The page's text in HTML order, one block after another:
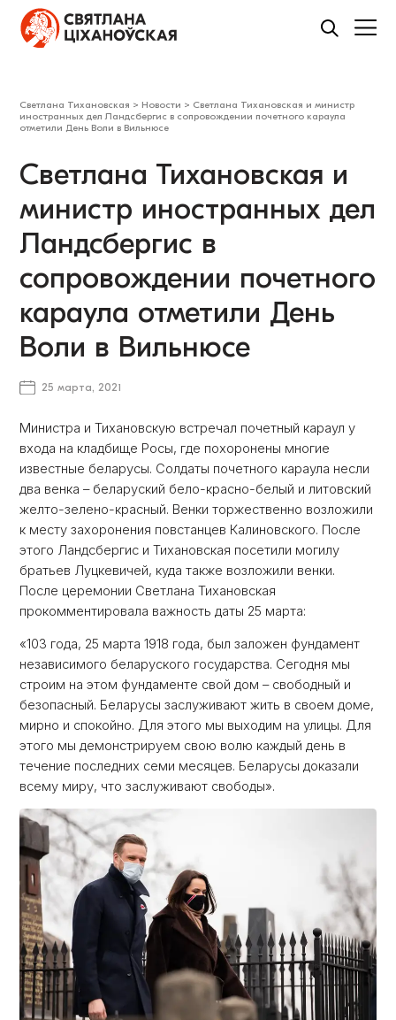
Светлана Тихановская > Новости > Светлана Тихановская и министр
иностранных дел Ландсбергис в сопровождении почетного караула
отметили День Воли в Вильнюсе
Светлана Тихановская и
министр иностранных дел
Ландсбергис в
сопровождении почетного
караула отметили День
Воли в Вильнюсе
25 марта, 2021
Министра и Тихановскую встречал почетный караул у
входа на кладбище Росы, где похоронены многие
известные беларусы. Солдаты почетного караула несли
два венка – беларуский бело-красно-белый и литовский
желто-зелено-красный. Венки торжественно возложили
к месту захоронения повстанцев Калиновского. После
этого Ландсбергис и Тихановская посетили могилу
братьев Луцкевичей, куда также возложили венки.
После церемонии Светлана Тихановская
прокомментировала важность даты 25 марта:
«103 года, 25 марта 1918 года, был заложен фундамент
независимого беларуского государства. Сегодня мы
строим на этом фундаменте свой дом – свободный и
безопасный. Беларусы заслуживают жить в своем доме,
мирно и спокойно. Для этого мы выходим на улицы. Для
этого мы демонстрируем свою волю каждый день в
течение последних семи месяцев. Беларусы доказали
всему миру, что заслуживают свободы».